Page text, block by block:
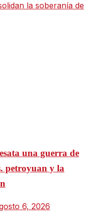
la soberanía de
una guerra de
petroyuan y la
6, 2026